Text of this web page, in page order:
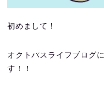
初めまして！
オクトパスライフブログ
す！！